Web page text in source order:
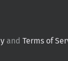
and Terms of